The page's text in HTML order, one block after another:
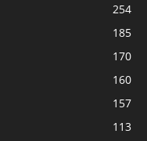
254
185
170
160
157
113